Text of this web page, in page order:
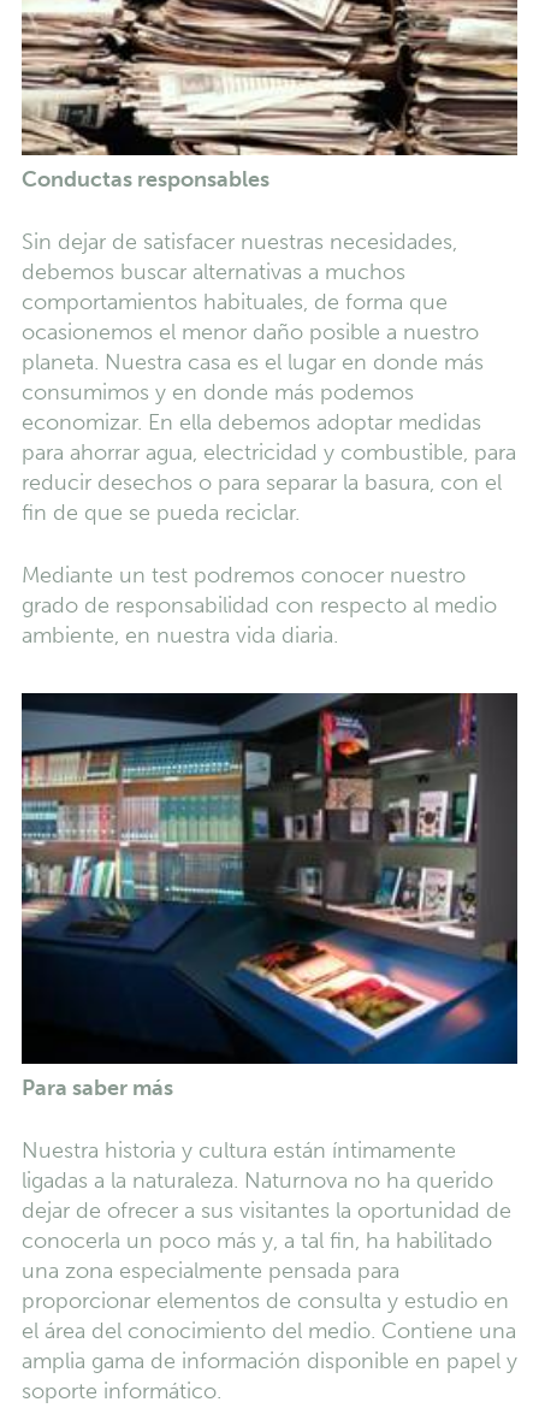
Conductas responsables
Sin dejar de satisfacer nuestras necesidades,
debemos buscar alternativas a muchos
comportamientos habituales, de forma que
ocasionemos el menor daño posible a nuestro
planeta. Nuestra casa es el lugar en donde más
consumimos y en donde más podemos
economizar. En ella debemos adoptar medidas
para ahorrar agua, electricidad y combustible, para
reducir desechos o para separar la basura, con el
fin de que se pueda reciclar.
Mediante un test podremos conocer nuestro
grado de responsabilidad con respecto al medio
ambiente, en nuestra vida diaria.
Para saber más
Nuestra historia y cultura están íntimamente
ligadas a la naturaleza. Naturnova no ha querido
dejar de ofrecer a sus visitantes la oportunidad de
conocerla un poco más y, a tal fin, ha habilitado
una zona especialmente pensada para
proporcionar elementos de consulta y estudio en
el área del conocimiento del medio. Contiene una
amplia gama de información disponible en papel y
soporte informático.